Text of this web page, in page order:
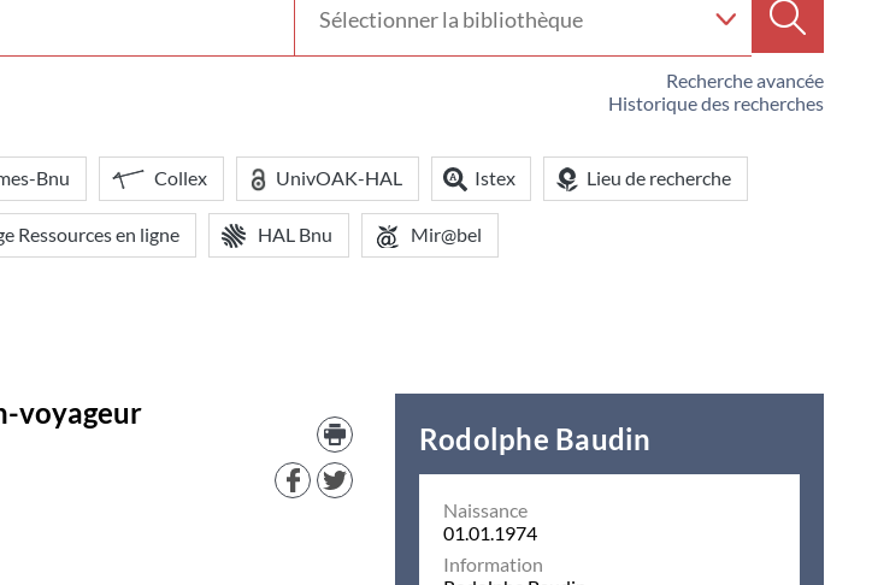
Recherche avancée
Historique des recherches
votre
Bnu Collex UnivOAK-HAL Istex Lieu de recherche
Ressources en ligne HAL Bnu Mir@bel
document
ressources
voyageur
Rodolphe Baudin
Naissance
01.01.1974
Information